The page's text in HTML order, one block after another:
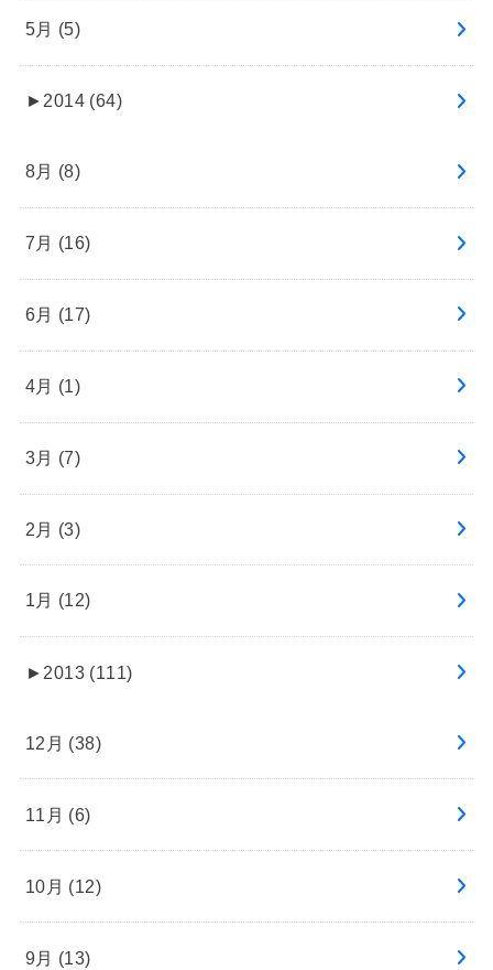
5月 (5)
► 2014 (64)
8月 (8)
7月 (16)
6月 (17)
4月 (1)
3月 (7)
2月 (3)
1月 (12)
► 2013 (111)
12月 (38)
11月 (6)
10月 (12)
9月 (13)